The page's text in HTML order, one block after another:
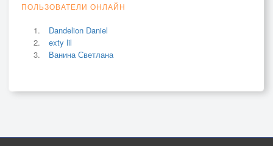
ПОЛЬЗОВАТЕЛИ ОНЛАЙН
Dandelion Daniel
exty lil
Ванина Светлана